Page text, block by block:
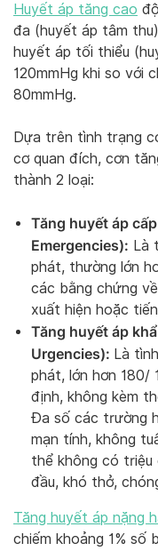
Huyết áp tăng cao
đa (huyết áp tâm
huyết áp tối thiểu
120mmHg khi so với
80mmHg.
Dựa trên tình trạng
cơ quan đích, cơn
thành 2 loại:
Tăng huyết áp
Emergencies): Là
phát, thường lớn
các bằng chứng
xuất hiện hoặc
Tăng huyết áp
Urgencies): Là
phát, lớn hơn 180/
định, không kèm
Đa số các trường
mạn tính, không
thể không có triệu
đầu, khó thở,
Tăng huyết áp nặng
chiếm khoảng 1% số